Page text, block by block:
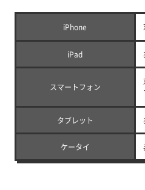
iPhone
iPad
スマートフォン
タブレット
ケータイ